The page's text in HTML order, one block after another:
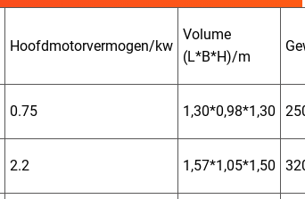
Hoofdmotorvermogen/kw
Volume
(L*B*H)/m
0.75 1,30*0,98*1,30
2.2 1,57*1,05*1,50